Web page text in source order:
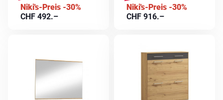
Niki's-Preis -30%
CHF 492.–
Niki's-Preis -30%
CHF 916.–